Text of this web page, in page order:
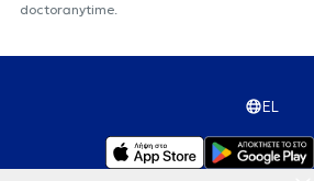
doctoranytime.
EL